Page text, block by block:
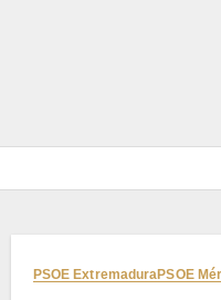
PSOE ExtremaduraPSOE